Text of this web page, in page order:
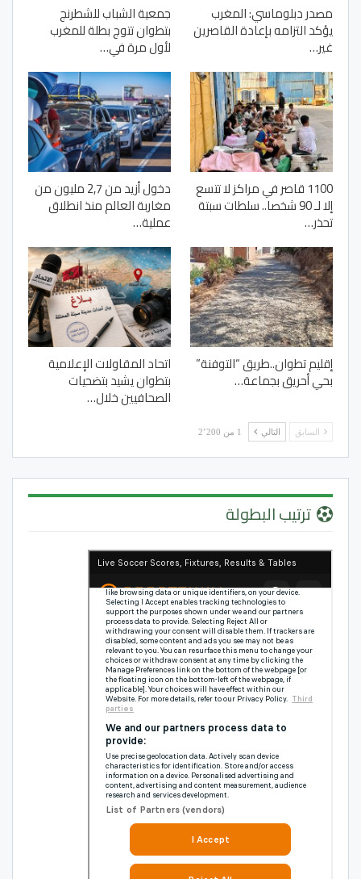
مصدر دبلوماسي: المغرب
يؤكد التزامه بإعادة القاصرين
غير…
جمعية الشباب للشطرنج
بتطوان تتوج بطلة للمغرب
لأول مرة في…
1100 قاصر في مراكز لا تتسع
إلا لـ 90 شخصا.. سلطات سبتة
تحذر…
دخول أزيد من 2,7 مليون من
مغاربة العالم منذ انطلاق
عملية…
إقليم تطوان..طريق “التوفنة”
بحي أحريق بجماعة…
اتحاد المقاولات الإعلامية
بتطوان يشيد بتضحيات
الصحافيين خلال…
السابق التالي 1 من 2٬200
ترتيب البطولة